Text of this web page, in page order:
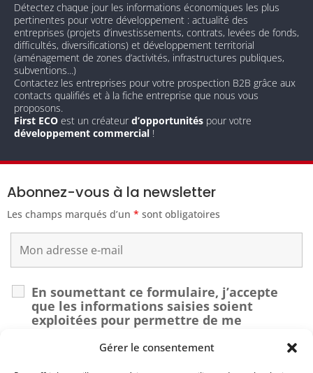
Gérer le consentement
Détectez chaque jour les informations économiques les plus
pertinentes pour votre développement : actualité des
entreprises (projets d’investissements, contrats, levées de fonds,
difficultés, diversifications) et développement territorial
(aménagement de zones d’activités, infrastructures publiques,
subventions...)
Contactez les entreprises pour votre prospection B2B grâce aux
contacts qualifiés et à la fiche entreprise que nous vous
proposons.
First ECO est un créateurd’opportunités pour votre
développement commercial !
Abonnez-vous à la newsletter
Les champs marqués d’un * sont obligatoires
En soumettant ce formulaire, j’accepte
que les informations saisies soient
exploitées pour permettre de me